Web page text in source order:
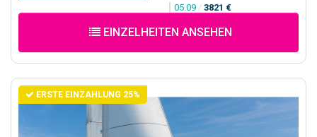
05.09 / 3821 €
EINZELHEITEN ANSEHEN
ERSTE EINZAHLUNG 25%